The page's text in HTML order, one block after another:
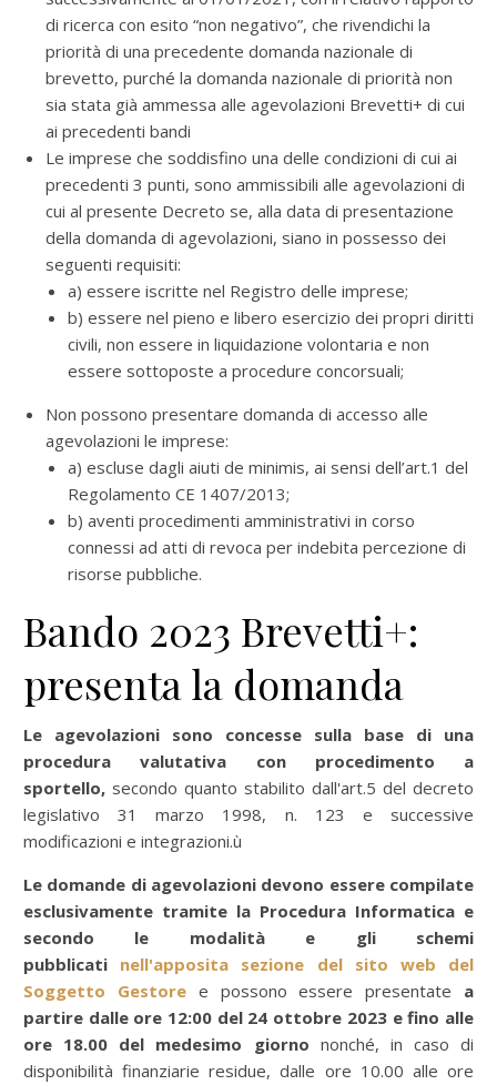
di ricerca con esito “non negativo”, che rivendichi la
priorità di una precedente domanda nazionale di
brevetto, purché la domanda nazionale di priorità non
sia stata già ammessa alle agevolazioni Brevetti+ di cui
ai precedenti bandi
Le imprese che soddisfino una delle condizioni di cui ai
precedenti 3 punti, sono ammissibili alle agevolazioni di
cui al presente Decreto se, alla data di presentazione
della domanda di agevolazioni, siano in possesso dei
seguenti requisiti:
a) essere iscritte nel Registro delle imprese;
b) essere nel pieno e libero esercizio dei propri diritti
civili, non essere in liquidazione volontaria e non
essere sottoposte a procedure concorsuali;
Non possono presentare domanda di accesso alle
agevolazioni le imprese:
a) escluse dagli aiuti de minimis, ai sensi dell’art.1 del
Regolamento CE 1407/2013;
b) aventi procedimenti amministrativi in corso
connessi ad atti di revoca per indebita percezione di
risorse pubbliche.
Bando 2023 Brevetti+:
presenta la domanda
Le agevolazioni sono concesse sulla base di una
procedura valutativa con procedimento a
sportello, secondo quanto stabilito dall'art.5 del decreto
legislativo 31 marzo 1998, n. 123 e successive
modificazioni e integrazioni.ù
Le domande di agevolazioni devono essere compilate
esclusivamente tramite la Procedura Informatica e
secondo le modalità e gli schemi
pubblicati nell'apposita sezione del sito web del
Soggetto Gestore e possono essere presentate a
partire dalle ore 12:00 del 24 ottobre 2023 e fino alle
ore 18.00 del medesimo giorno nonché, in caso di
disponibilità finanziarie residue, dalle ore 10.00 alle ore